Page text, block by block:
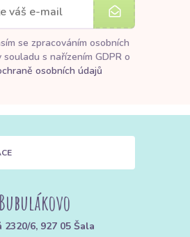
se zpracováním osobních
souladu s nařízením GDPR o
osobních údajů
Bubulákovo
2320/6, 927 05 Šala